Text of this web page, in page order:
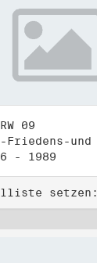
09
- 1989
setzen: